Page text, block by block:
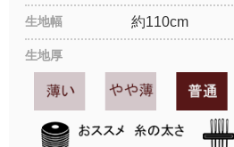
生地幅 約110cm
生地厚